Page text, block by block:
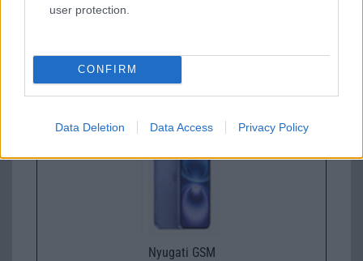
user protection.
CONFIRM
Data Deletion Data Access Privacy Policy
222.000 Ft (új)
Apple iPhone 16
Nyugati GSM